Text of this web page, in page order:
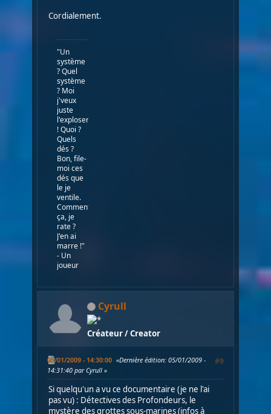
Cordialement.
"Un
système
? Quel
système
? Moi
j'veux
juste
l'exploser
! Quoi ?
Quels
dés ?
Bon, file-
moi ces
dés que
le je
ventile.
Comment
ça, je
rate ?
J'en ai
marre !"
- Un
joueur
Cyrull
Créateur / Creator
05/01/2009 - 14:30:00 #9
Dernière édition: 05/01/2009 -
14:31:40 par Cyrull
Si quelqu'un a vu ce documentaire (je ne l'ai
pas vu) : Détectives des Profondeurs, le
mystère des grottes sous-marines (infos à